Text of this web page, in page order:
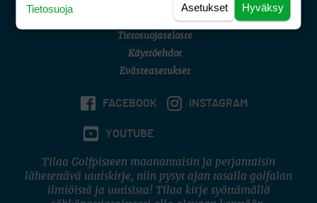
(digi) digi@otavamedia.fi
Tietosuojaseloste
Käyttöehdot
Evästeasetukset
FACEBOOK INSTAGRAM
YOUTUBE
Tilaa Golfpisteen maanantaisin ja perjantaisin
lähetettävä uutiskirje, niin pysyt ajan tasalla golfalan
ilmiöistä ja uutisista! Tilaa kirje syöttämällä
Hyväksy
Asetukset
Tietosuoja